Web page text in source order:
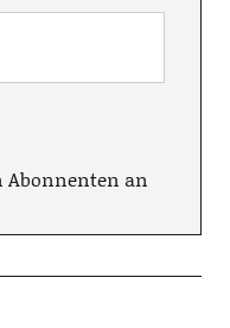
Abonnenten an